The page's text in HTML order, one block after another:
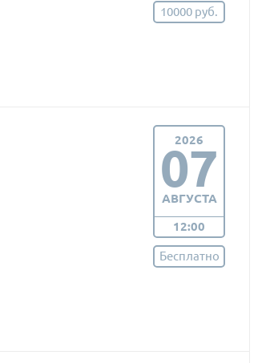
10000 руб.
2026
07
АВГУСТА
12:00
Бесплатно